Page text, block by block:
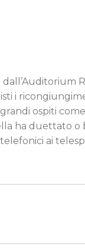
i
ospiti
ha duettato o
ai